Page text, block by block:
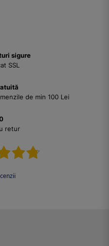
sigure
SSL
de min 100 Lei
retur